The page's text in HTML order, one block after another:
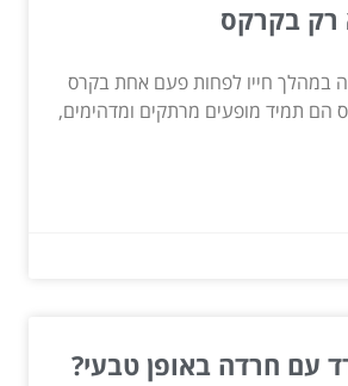
רק בקרקס
במהלך חייו לפחות פעם אחת בקרס
הם תמיד מופעים מרתקים ומדהימים,
עם חרדה באופן טבעי?